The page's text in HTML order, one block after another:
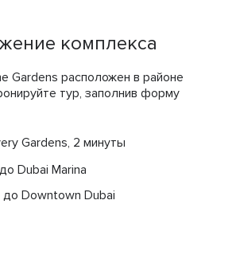
комплекса
Gardens расположен в районе
тур, заполнив форму
Gardens, 2 минуты
Dubai Marina
до Downtown Dubai